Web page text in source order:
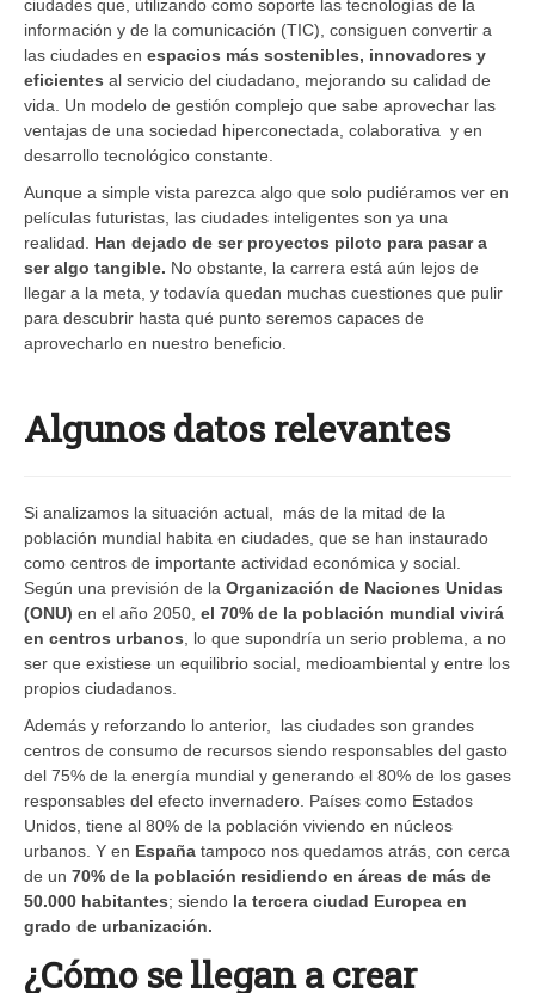
ciudades que, utilizando como soporte las tecnologías de la
información y de la comunicación (TIC), consiguen convertir a
las ciudades en espacios más sostenibles, innovadores y
eficientes al servicio del ciudadano, mejorando su calidad de
vida. Un modelo de gestión complejo que sabe aprovechar las
ventajas de una sociedad hiperconectada, colaborativa y en
desarrollo tecnológico constante.
Aunque a simple vista parezca algo que solo pudiéramos ver en
películas futuristas, las ciudades inteligentes son ya una
realidad.
Han dejado de ser proyectos piloto para pasar a
ser algo tangible. No obstante, la carrera está aún lejos de
llegar a la meta, y todavía quedan muchas cuestiones que pulir
para descubrir hasta qué punto seremos capaces de
aprovecharlo en nuestro beneficio.
Algunos datos relevantes
Si analizamos la situación actual, más de la mitad de la
población mundial habita en ciudades, que se han instaurado
como centros de importante actividad económica y social.
Según una previsión de la Organización de Naciones Unidas
(ONU) en el año 2050, el 70% de la población mundial vivirá
en centros urbanos , lo que supondría un serio problema, a no
ser que existiese un equilibrio social, medioambiental y entre los
propios ciudadanos.
Además y reforzando lo anterior, las ciudades son grandes
centros de consumo de recursos siendo responsables del gasto
del 75% de la energía mundial y generando el 80% de los gases
responsables del efecto invernadero. Países como Estados
Unidos, tiene al 80% de la población viviendo en núcleos
urbanos. Y en España tampoco nos quedamos atrás, con cerca
de un 70% de la población residiendo en áreas de más de
50.000 habitantes; siendo la tercera ciudad Europea en
grado de urbanización.
¿Cómo se llegan a crear